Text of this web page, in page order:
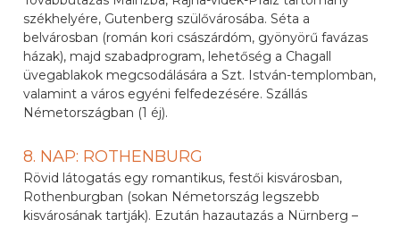
székhelyére, Gutenberg szülővárosába. Séta a
belvárosban (román kori császárdóm, gyönyörű favázas
házak), majd szabadprogram, lehetőség a Chagall
üvegablakok megcsodálására a Szt. István-templomban,
valamint a város egyéni felfedezésére. Szállás
Németországban (1 éj).
8. NAP: ROTHENBURG
Rövid látogatás egy romantikus, festői kisvárosban,
Rothenburgban (sokan Németország legszebb
kisvárosának tartják). Ezután hazautazás a Nürnberg –